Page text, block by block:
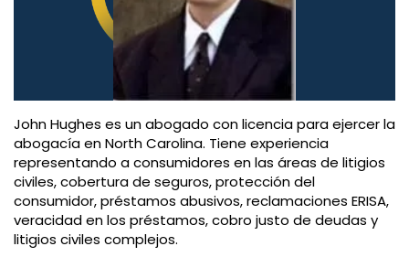
John Hughes es un abogado con licencia para ejercer la
abogacía en North Carolina. Tiene experiencia
representando a consumidores en las áreas de litigios
civiles, cobertura de seguros, protección del
consumidor, préstamos abusivos, reclamaciones ERISA,
veracidad en los préstamos, cobro justo de deudas y
litigios civiles complejos.